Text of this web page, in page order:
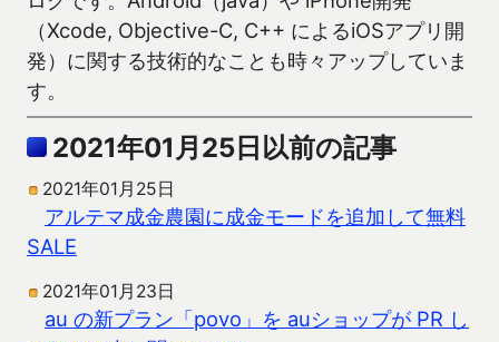
（Xcode, Objective-C, C++ によるiOSアプリ開
発）に関する技術的なことも時々アップしていま
す。
2021年01月25日以前の記事
2021年01月25日
アルテマ成金農園に成金モードを追加して無料
SALE
2021年01月23日
au の新プラン「povo」を auショップが PR し